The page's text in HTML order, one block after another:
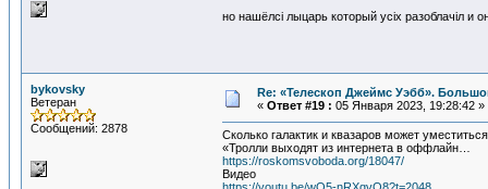
но нашёлсi лыцарь который усiх разоблачiл и
bykovsky
Ветеран
Сообщений: 2878
Re: «Телескоп Джеймс Уэбб».
« Ответ #19 : 05 Января 2023, 19:28:42 »
Сколько галактик и квазаров может
«Тролли выходят из интернета в оффлайн…
https://roskomsvoboda.org/18047/
Видео